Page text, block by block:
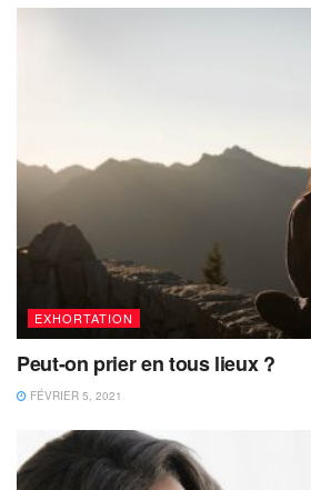
EXHORTATION
Peut-on prier en tous lieux ?
FÉVRIER 5, 2021